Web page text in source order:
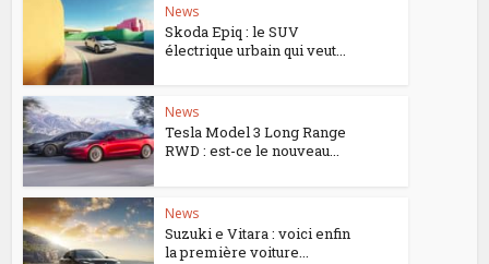
News
Skoda Epiq : le SUV
électrique urbain qui veut...
News
Tesla Model 3 Long Range
RWD : est-ce le nouveau...
News
Suzuki e Vitara : voici enfin
la première voiture...